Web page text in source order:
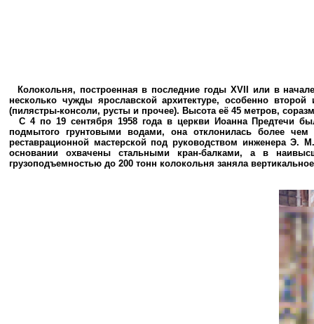
Колокольня, построенная в последние годы XVII или в
несколько чужды ярославской архитектуре, особенно
(пилястры-консоли, русты и прочее). Высота её 45 метров,
С 4 по 19 сентября 1958 года в церкви Иоанна Предтечи
подмытого грунтовыми водами, она отклонилась более чем
реставрационной мастерской под руководством инженера
основании охвачены стальными кран-балками, а в
грузоподъемностью до 200 тонн колокольня заняла